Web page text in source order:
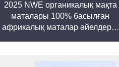
2025 NWE органикалық мақта
маталары 100% басылған
африкалық маталар әйелдерге